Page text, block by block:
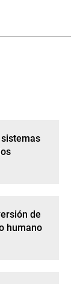
de
humano